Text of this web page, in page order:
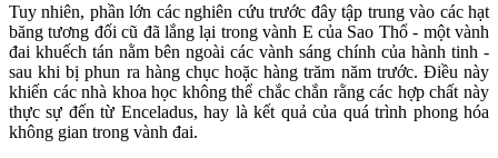
Tuy nhiên, phần lớn các nghiên cứu trước đây tập trung vào các hạt
băng tương đối cũ đã lắng lại trong vành E của Sao Thổ - một vành
đai khuếch tán nằm bên ngoài các vành sáng chính của hành tinh -
sau khi bị phun ra hàng chục hoặc hàng trăm năm trước. Điều này
khiến các nhà khoa học không thể chắc chắn rằng các hợp chất này
thực sự đến từ Enceladus, hay là kết quả của quá trình phong hóa
không gian trong vành đai.